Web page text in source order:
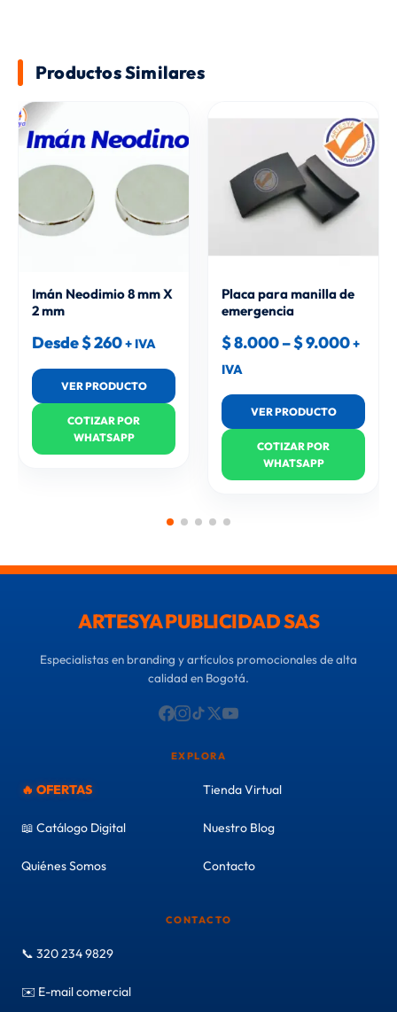
Productos Similares
Imán Neodimio 8 mm X
2 mm
Desde$260+ IVA
VER PRODUCTO
COTIZAR POR
WHATSAPP
Placa para manilla de
emergencia
$8.000–$9.000
Price
range:
$
$
+
IVA
VER PRODUCTO
COTIZAR POR
WHATSAPP
ARTESYA PUBLICIDAD SAS
Especialistas en branding y artículos promocionales de alta
calidad en Bogotá.
EXPLORA
🔥 OFERTAS Tienda Virtual
📖 Catálogo Digital Nuestro Blog
Quiénes Somos Contacto
CONTACTO
📞 320 234 9829
✉️ E-mail comercial